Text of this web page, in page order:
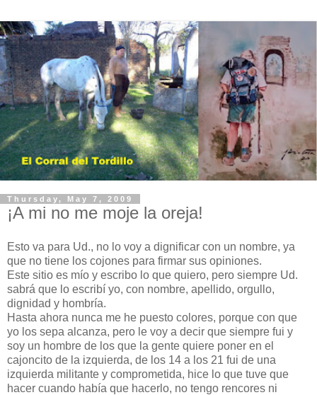
Thursday, May 7, 2009
¡A mi no me moje la oreja!
Esto va para Ud., no lo voy a dignificar con un nombre, ya
que no tiene los cojones para firmar sus opiniones.
Este sitio es mío y escribo lo que quiero, pero siempre Ud.
sabrá que lo escribí yo, con nombre, apellido, orgullo,
dignidad y hombría.
Hasta ahora nunca me he puesto colores, porque con que
yo los sepa alcanza, pero le voy a decir que siempre fui y
soy un hombre de los que la gente quiere poner en el
cajoncito de la izquierda, de los 14 a los 21 fui de una
izquierda militante y comprometida, hice lo que tuve que
hacer cuando había que hacerlo, no tengo rencores ni